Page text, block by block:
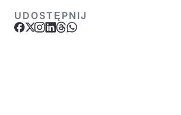
UDOSTĘPNIJ